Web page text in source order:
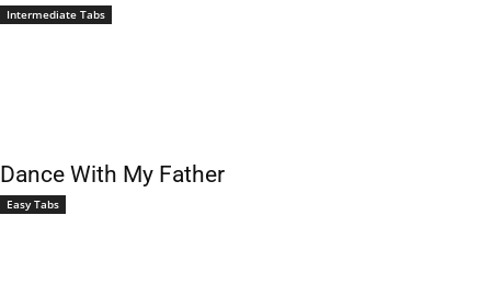
Intermediate Tabs
Dance With My Father
Easy Tabs